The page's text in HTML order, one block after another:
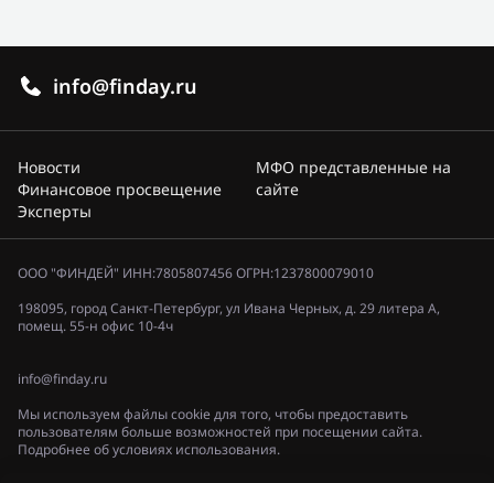
info@finday.ru
Новости
Финансовое просвещение
Эксперты
МФО представленные на
сайте
ООО "ФИНДЕЙ" ИНН:7805807456 ОГРН:1237800079010
198095, город Санкт-Петербург, ул Ивана Черных, д. 29 литера А,
помещ. 55-н офис 10-4ч
info@finday.ru
Мы используем файлы cookie для того, чтобы предоставить
пользователям больше возможностей при посещении сайта.
Подробнее об условиях использования.